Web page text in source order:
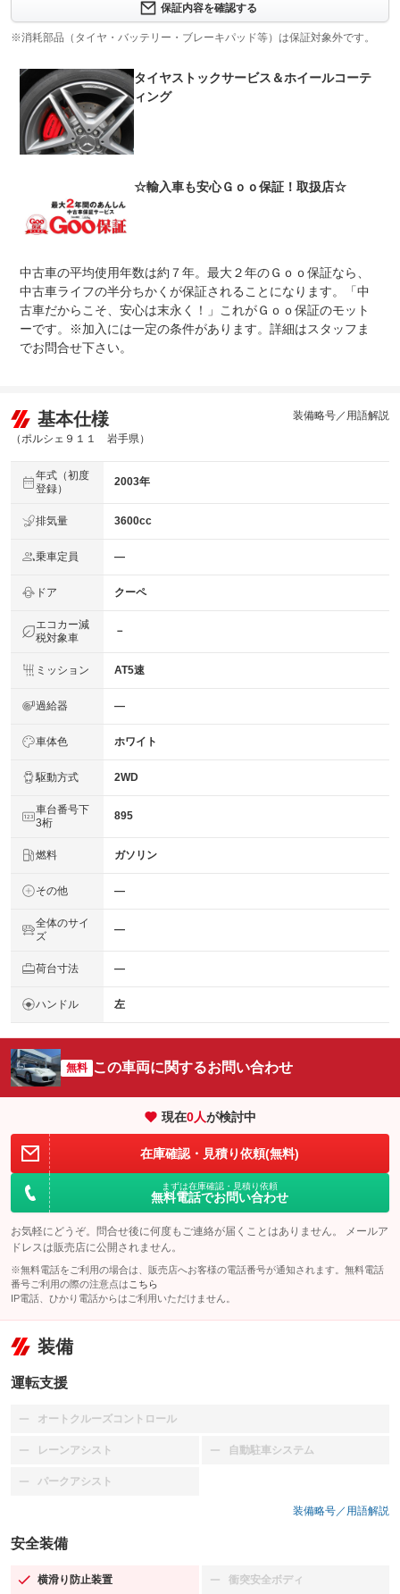
上限金額
免責金 無し
保証修理
受付先
-
整備付 法定12ヶ月または法定24ヶ月点検整備付
※商用車は6ヶ月または12ヶ月点検整備付
法定整備
について
-
保証内容を確認する
※消耗部品（タイヤ・バッテリー・ブレーキパッド等）は保証対象外です。
タイヤストックサービス＆ホイールコーテ
ィング
☆輸入車も安心Ｇｏｏ保証！取扱店☆
中古車の平均使用年数は約７年。最大２年のＧｏｏ保証なら、
中古車ライフの半分ちかくが保証されることになります。「中
古車だからこそ、安心は末永く！」これがＧｏｏ保証のモット
ーです。※加入には一定の条件があります。詳細はスタッフま
でお問合せ下さい。
基本仕様
（ポルシェ９１１ 岩手県）
装備略号／用語解説
年式（初度
登録）
2003年
排気量 3600cc
乗車定員 ―
ドア クーペ
エコカー減
税対象車
－
ミッション AT5速
過給器 ―
車体色 ホワイト
駆動方式 2WD
車台番号下
3桁
895
燃料 ガソリン
その他 ―
全体のサイ
ズ
―
荷台寸法 ―
ハンドル 左
無料 この車両に関するお問い合わせ
現在0人が検討中
在庫確認・見積り依頼(無料)
まずは在庫確認・見積り依頼
無料電話でお問い合わせ
お気軽にどうぞ。問合せ後に何度もご連絡が届くことはありません。 メールア
ドレスは販売店に公開されません。
※無料電話をご利用の場合は、販売店へお客様の電話番号が通知されます。無料電話
番号ご利用の際の注意点は こちら
IP電話、ひかり電話からはご利用いただけません。
装備
運転支援
オートクルーズコントロール
：装備なし
レーンアシスト
：装備なし 自動駐車システム
：装備なし
パークアシスト
：装備なし
装備略号／用語解説
安全装備
横滑り防止装置
：装備あり 衝突安全ボディ
：装備なし